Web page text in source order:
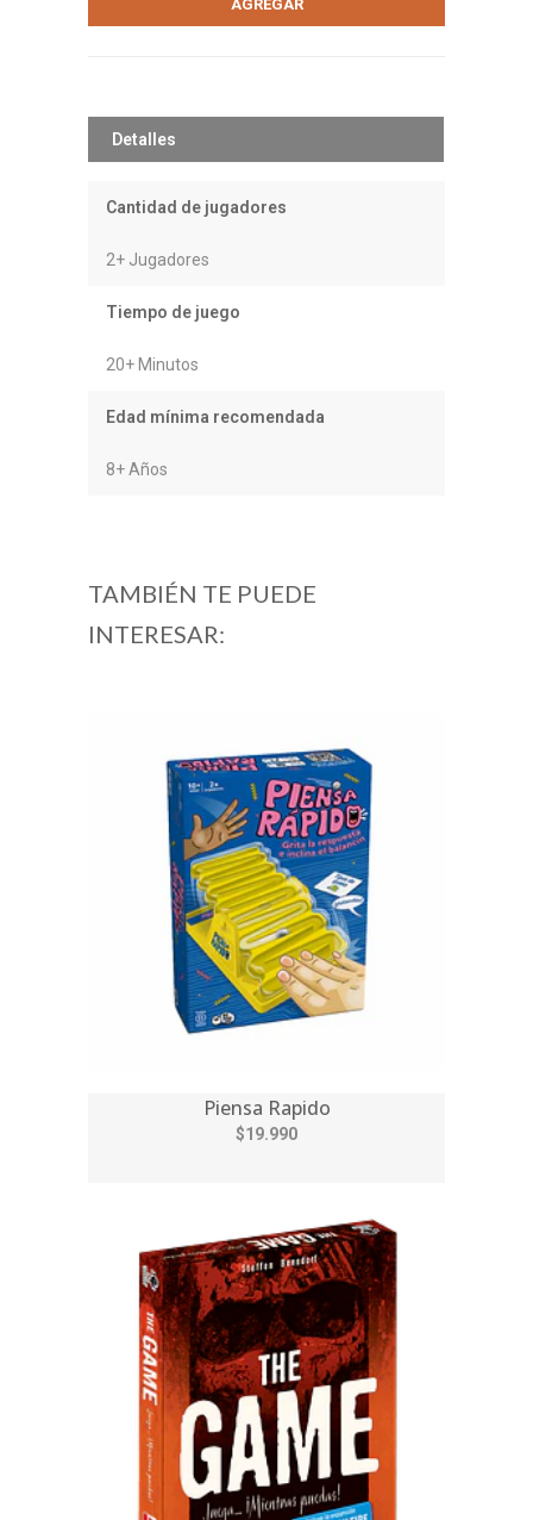
Detalles
Cantidad de jugadores
2+ Jugadores
Tiempo de juego
20+ Minutos
Edad mínima recomendada
8+ Años
TAMBIÉN TE PUEDE
INTERESAR:
Piensa Rapido
$19.990